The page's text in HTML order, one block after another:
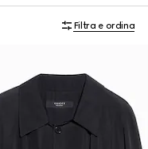
Filtra e ordina